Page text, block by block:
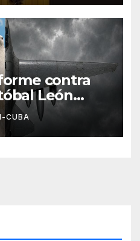
contra
León
CUBA